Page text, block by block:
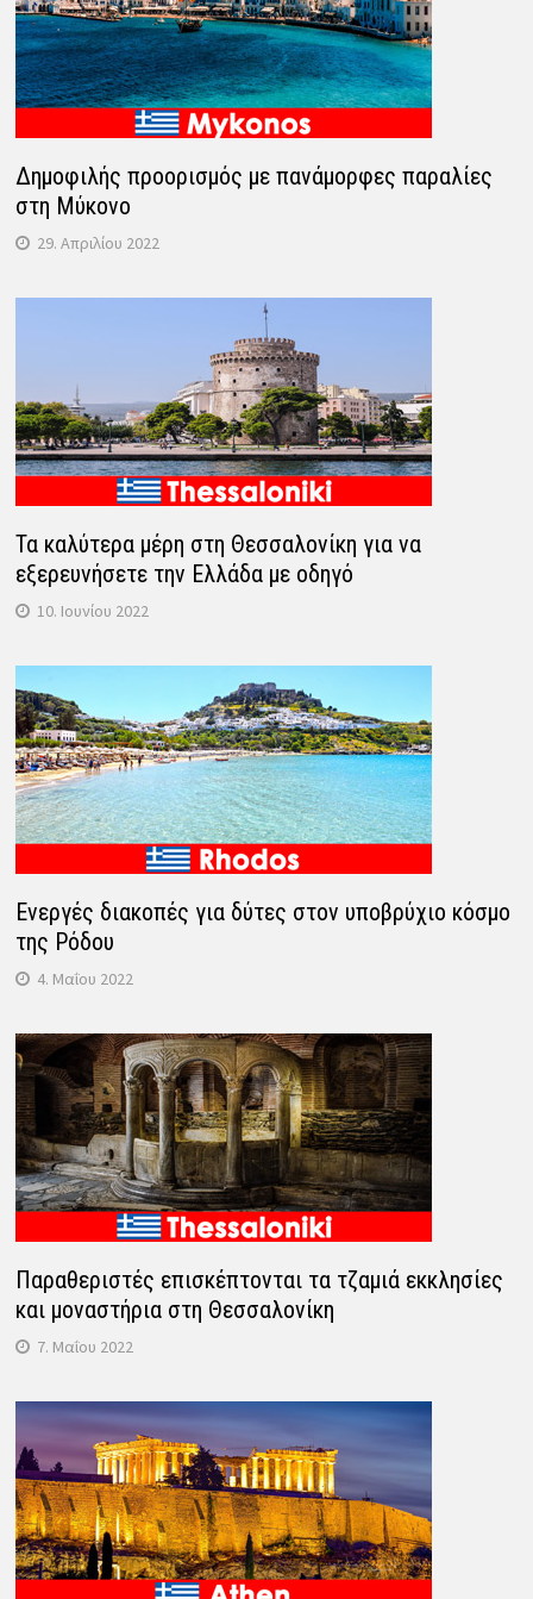
Δημοφιλής προορισμός με πανάμορφες παραλίες
στη Μύκονο
29. Απριλίου 2022
Τα καλύτερα μέρη στη Θεσσαλονίκη για να
εξερευνήσετε την Ελλάδα με οδηγό
10. Ιουνίου 2022
Ενεργές διακοπές για δύτες στον υποβρύχιο κόσμο
της Ρόδου
4. Μαΐου 2022
Παραθεριστές επισκέπτονται τα τζαμιά εκκλησίες
και μοναστήρια στη Θεσσαλονίκη
7. Μαΐου 2022